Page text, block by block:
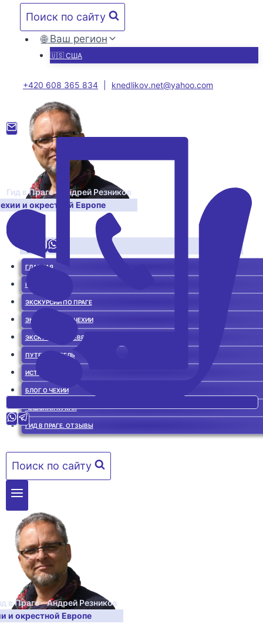
Перейти
содержимому
Поиск по сайту
🌐 Ваш регион
🇺🇸 США
+420 608 365 834 knedlikov.net@yahoo.com
Гид в Праге – Андрей Резников
и окрестной Европе
ГЛАВНАЯ
ГИД В ПРАГЕ
ЭКСКУРСИИ ПО ПРАГЕ
ЭКСКУРСИИ ПО ЧЕХИИ
ЭКСКУРСИИ ПО ЕВРОПЕ
ПУТЕВОДИТЕЛЬ
ИСТОРИЯ ЧЕХИИ
БЛОГ О ЧЕХИИ
ЧЕШСКАЯ КУХНЯ
ГИД В ПРАГЕ. ОТЗЫВЫ
Поиск по сайту
в Праге – Андрей Резников
и окрестной Европе